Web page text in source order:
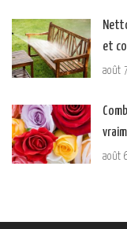
et
août
août